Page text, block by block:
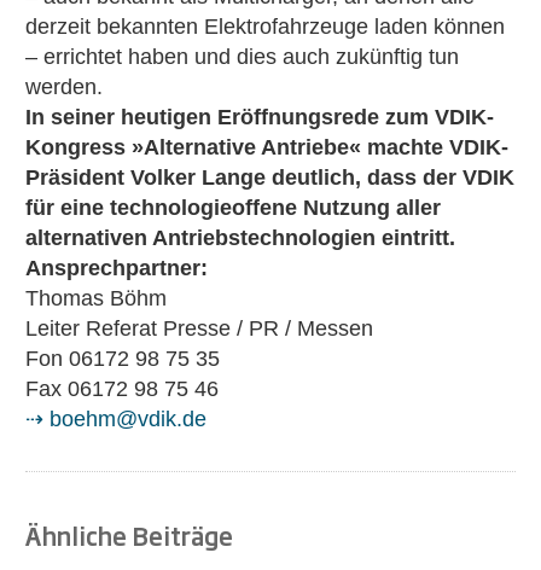
derzeit bekannten Elektrofahrzeuge laden können
– errichtet haben und dies auch zukünftig tun
werden.
In seiner heutigen Eröffnungsrede zum VDIK-
Kongress »Alternative Antriebe« machte VDIK-
Präsident Volker Lange deutlich, dass der VDIK
für eine technologieoffene Nutzung aller
alternativen Antriebstechnologien eintritt.
Ansprechpartner:
Thomas Böhm
Leiter Referat Presse / PR / Messen
Fon 06172 98 75 35
Fax 06172 98 75 46
⇢ boehm@vdik.de
Ähnliche Beiträge